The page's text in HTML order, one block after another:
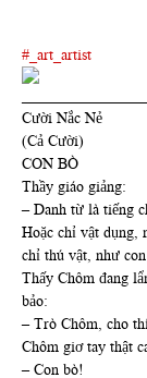
#_art_artist
Cười Nắc Nẻ
(Cả Cười)
CON BÒ
Thầy giáo giảng:
– Danh từ là tiếng
Hoặc chỉ vật dụng,
chỉ thú vật, như
Thấy Chôm đang
bảo:
– Trò Chôm, cho
Chôm giơ tay thật
– Con bò!